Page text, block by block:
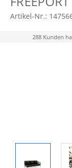
Artikel-Nr.:
288 Kunden